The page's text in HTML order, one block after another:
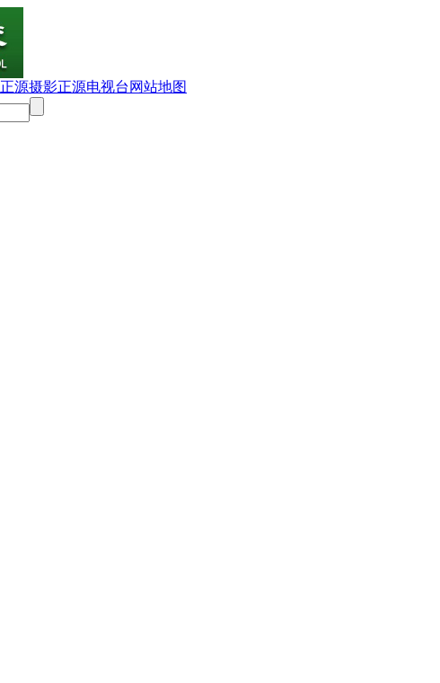
正源摄影正源电视台 网站地图